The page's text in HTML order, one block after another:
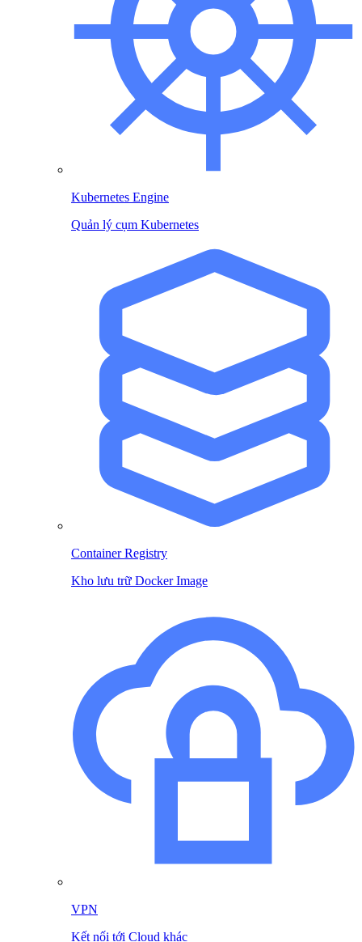
Kubernetes Engine
Quản lý cụm Kubernetes
Container Registry
Kho lưu trữ Docker Image
VPN
Kết nối tới Cloud khác